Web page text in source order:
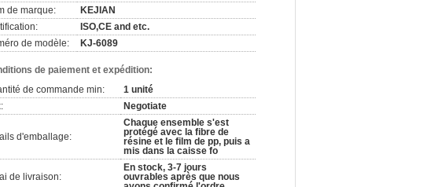
de marque:
KEJIAN
ISO,CE and etc.
de modèle:
KJ-6089
de paiement et expédition:
de commande min:
1 unité
Negotiate
d'emballage:
Chaque ensemble s'est
protégé avec la fibre de
résine et le film de pp, puis a
mis dans la caisse fo
de livraison:
En stock, 3-7 jours
ouvrables après que nous